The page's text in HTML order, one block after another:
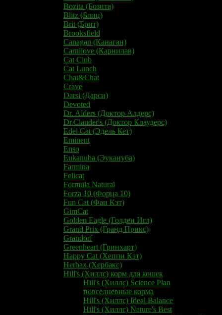
Bozita (Бозита)
Blitz (Блиц)
Brit (Брит)
Brooksfield
Canagan (Канаган)
Carnilove (Карнилав)
Cat Club
Cat Lunch
Chat&Chat
Crave
Darsi (Дарси)
Devoted
Dr. Alders (Доктор Алдерс)
Dr.Clauder's (Доктор Клаудерс)
Edel Cat (Эдель Кет)
Eminent
Enso
Eukanuba (Эукануба)
Farmina
Felicat
Formula Natural
Forza 10 (Форца 10)
Fun Cat (Фан Кэт)
​GimCat
Golden Eagle (Голден Игл)
Grand Prix (Гранд Прикс)
Grandorf
Greenheart (Гринхарт)
Happy Cat (Хеппи Кэт)
Herbax (Хербакс)
Hill's (Хиллс) корм для кошек
Hill's (Хиллс) Science Plan
повседневные корма
Hill's (Хиллс) Ideal Balance
Hill's (Хиллс) Nature's Best